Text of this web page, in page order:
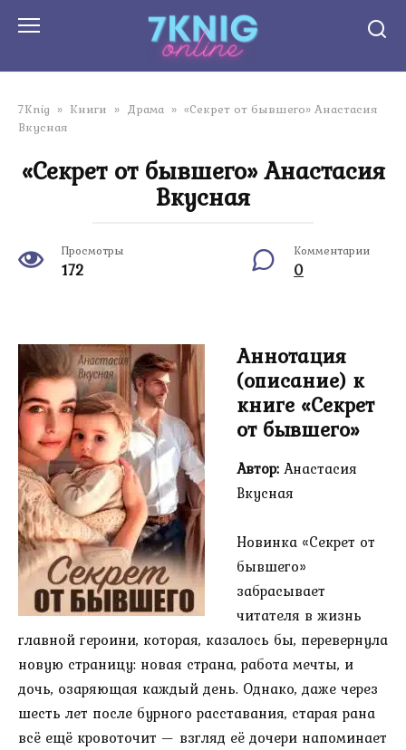
7Knig » Книги » Драма » «Секрет от бывшего» Анастасия
Вкусная
«Секрет от бывшего» Анастасия
Вкусная
Просмотры
172
Комментарии
0
Аннотация
(описание) к
книге «Секрет
от бывшего»
Автор:Анастасия
Вкусная
Новинка «Секрет от
бывшего»
забрасывает
читателя в жизнь
главной героини, которая, казалось бы, перевернула
новую страницу: новая страна, работа мечты, и
дочь, озаряющая каждый день. Однако, даже через
шесть лет после бурного расставания, старая рана
всё ещё кровоточит — взгляд её дочери напоминает